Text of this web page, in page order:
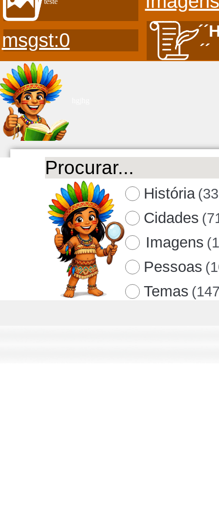
msgst:0
´´
História
Cidades
Imagens
Pessoas
Temas